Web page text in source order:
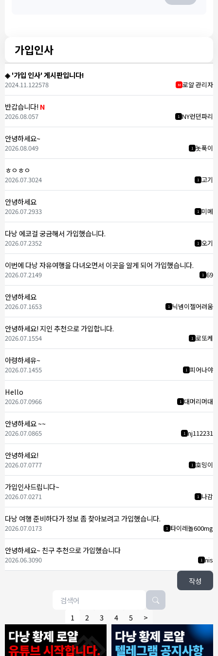
가입인사
◈ '가입 인사' 게시판입니다!
M 로얄 관리자
2024.11.122578
반갑습니다! N
1 NY런던파리
2026.08.057
안녕하세요~
1 놋푹이
2026.08.049
ㅎㅇㅎㅇ
1 고기
2026.07.3024
안녕하세요
1 미메
2026.07.2933
다낭 에코걸 궁금해서 가입했습니다.
1 오기
2026.07.2352
이번에 다낭 자유여행을 다녀오면서 이곳을 알게 되어 가입했습니다.
1 69
2026.07.2149
안녕하세요
1 닉넴이젤어려움
2026.07.1653
안녕하세요! 지인 추천으로 가입합니다.
1 로또케
2026.07.1554
아령하세유~
1 피어나야
2026.07.1455
Hello
1 대머리머대
2026.07.0966
안녕하세요 ~~
1 nj112231
2026.07.0865
안녕하세요!
1 호밍이
2026.07.0777
가입인사드립니다~
1 나감
2026.07.0271
다낭 여행 준비하다가 정보 좀 찾아보려고 가입했습니다.
1 타이레놀600mg
2026.07.0173
안녕하세요~ 친구 추천으로 가입했습니다
1 nis
2026.06.3090
작성
1 2 3 4 5 >